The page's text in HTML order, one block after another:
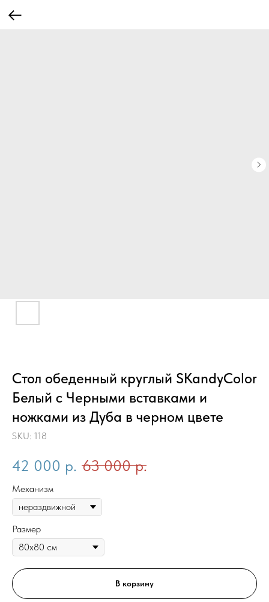
Стол обеденный круглый SKandyColor
Белый с Черными вставками и
ножками из Дуба в черном цвете
SKU: 118
42 000 р. 63 000 р.
Механизм
Размер
В корзину